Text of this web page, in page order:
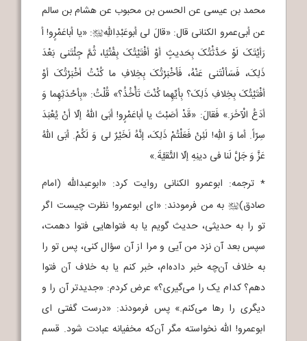
محمد بن عیسی عن الحسن بن محبوب عن هشام بن سالم
عن أبی‌عمرو الکنانی قال: «قالَ لی أبوعَبْدِاللهِj: «یا أباعَمْرٍو! أ
رَأیْتَکَ لَوْ حَدَّثْتُکَ بِحَدیثٍ أوْ أفْتَیْتُکَ بِفُتْیًا، ثُمَّ جِئْتَنی بَعْدَ
ذَلِکَ، فَسَألْتَنی عَنْهُ، فَأخْبَرْتُکَ بِخِلافِ ما کُنْتُ أخْبَرْتُکَ أوْ
أفْتَیْتُکَ بِخِلافِ ذَلِکَ؟ بِأیِّهِما کُنْتَ تَأْخُذُ؟» قُلْتُ: «بِأحْدَثِهِما وَ
أدَعُ الْآخَرَ.» فَقالَ: «قَدْ أصَبْتَ یا أباعَمْرٍو! أبَی اللهُ إلّا أنْ یُعْبَدَ
سِرّاً. أما وَ اللهِ! لَئِنْ فَعَلْتُمْ ذَلِکَ، إنَّهُ لَخَیْرٌ لی وَ لَکُمْ. أبَی اللهُ
عَزَّ وَ جَلَّ لَنا فی دینِهِ إلّا التَّقیَّةَ.»
* ترجمه: ابوعمرو الکنانی روایت کرد: «ابوعبدالله (امام
صادق)j به من فرمودند: «ای ابوعمرو! نظرت چیست اگر
تو را به حدیثی، حدیث گویم یا به فتواهایی فتوا دهمت،
سپس بعد آن نزد من آیی و مرا از آن سؤال کنی، پس تو را
به خلاف آن‌چه خبر داده‌ام، خبر کنم یا به خلاف آن فتوا
دهم؟ کدام یک را می‌گیری؟» عرض کردم: «جدیدتر آن را و
دیگری را رها می‌کنم.» پس فرمودند: «درست گفتی ای
ابوعمرو! الله نخواسته مگر آن‌که مخفیانه عبادت شود. قسم